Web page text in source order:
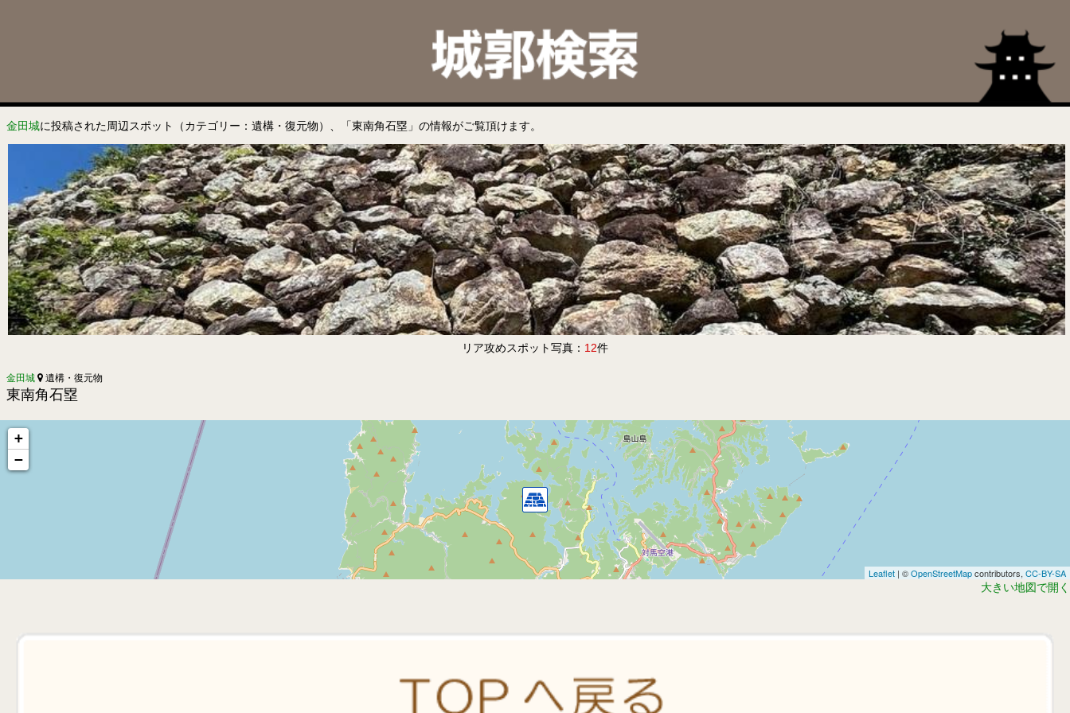
金田城に投稿された周辺スポット（カテゴリー：遺構・復元物）、「東南角石塁」の情報がご覧頂けます。
リア攻めスポット写真： 12件
金田城 遺構・復元物
東南角石塁
+
−
Leaflet | ©OpenStreetMapcontributors, CC-BY-SA
大きい地図で開く